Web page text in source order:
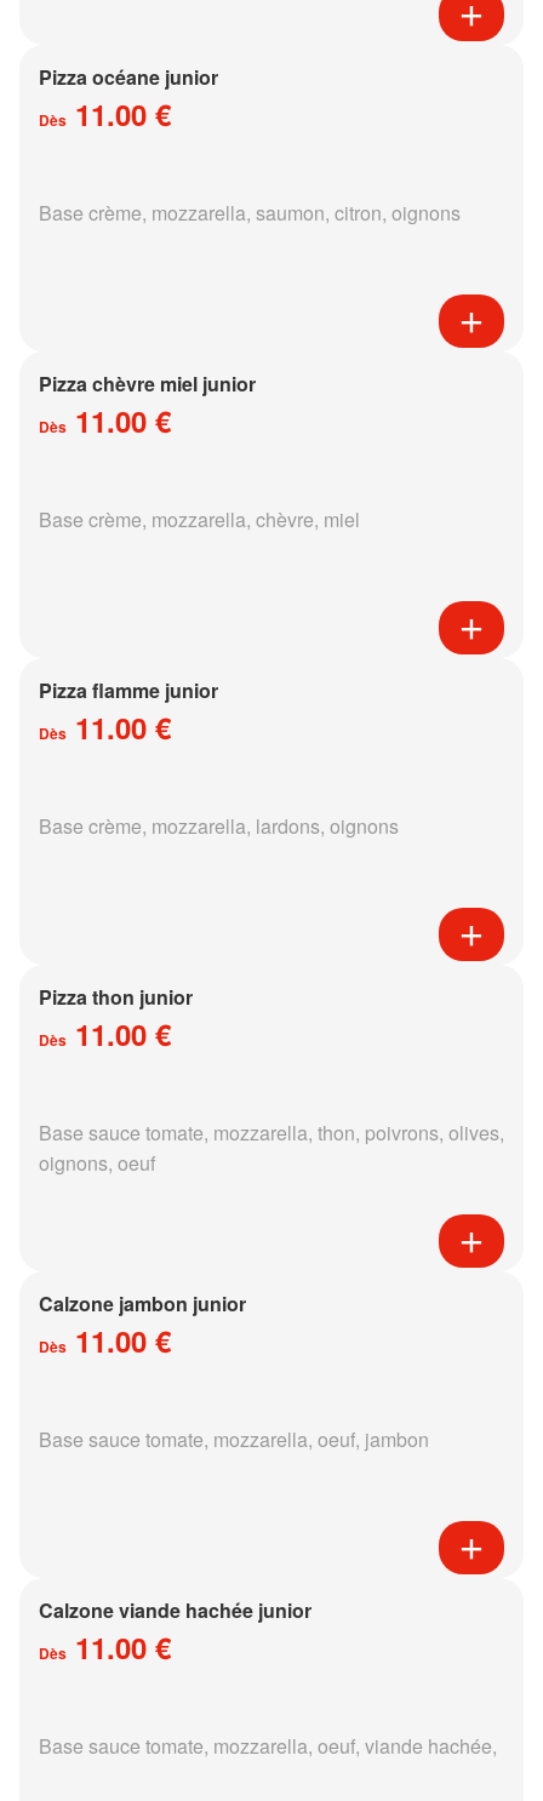
Pizza océane junior
Dès 11.00 €
Base crème, mozzarella, saumon, citron, oignons
Pizza chèvre miel junior
Dès 11.00 €
Base crème, mozzarella, chèvre, miel
Pizza flamme junior
Dès 11.00 €
Base crème, mozzarella, lardons, oignons
Pizza thon junior
Dès 11.00 €
Base sauce tomate, mozzarella, thon, poivrons, olives,
oignons, oeuf
Calzone jambon junior
Dès 11.00 €
Base sauce tomate, mozzarella, oeuf, jambon
Calzone viande hachée junior
Dès 11.00 €
Base sauce tomate, mozzarella, oeuf, viande hachée,